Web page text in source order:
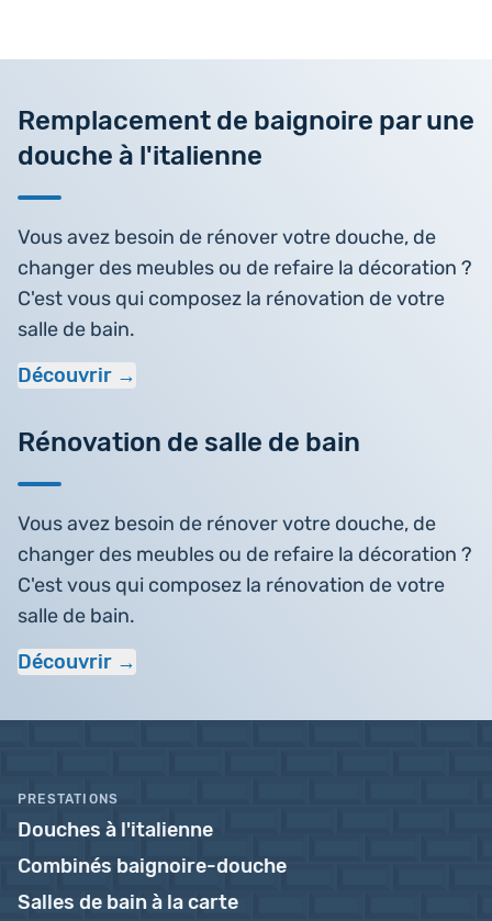
Rénovation de salle de bain
Vous avez besoin de rénover votre douche, de
changer des meubles ou de refaire la décoration ?
C'est vous qui composez la rénovation de votre
salle de bain.
Découvrir
Remplacement de baignoire par une
douche à l'italienne
Vous avez besoin de rénover votre douche, de
changer des meubles ou de refaire la décoration ?
C'est vous qui composez la rénovation de votre
salle de bain.
Découvrir
PRESTATIONS
Douches à l'italienne
Combinés baignoire-douche
Salles de bain à la carte